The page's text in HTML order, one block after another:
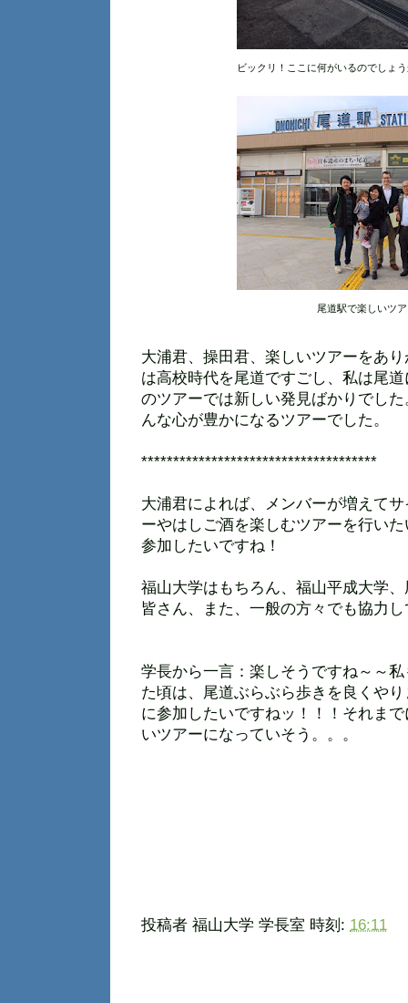
ビックリ！ここに何がいるのでしょ
尾道駅で楽しいツ
大浦君、操田君、楽しいツアーをあ
は高校時代を尾道ですごし、私は尾
のツアーでは新しい発見ばかりでし
んな心が豊かになるツアーでした。
*************************************
大浦君によれば、メンバーが増えて
ーやはしご酒を楽しむツアーを行い
参加したいですね！
福山大学はもちろん、福山平成大学
皆さん、また、一般の方々でも協力
学長から一言：楽しそうですね～～
た頃は、尾道ぶらぶら歩きを良くや
に参加したいですねッ！！！それま
いツアーになっていそう。。。
投稿者 福山大学 学長室 時刻: 16:11